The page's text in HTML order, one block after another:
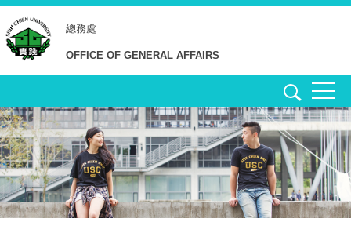
跳
到
主
要
容
區
總務處
OFFICE OF GENERAL AFFAIRS